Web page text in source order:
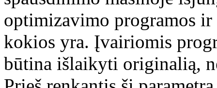
optimizavimo programos ir
kokios yra. Įvairiomis
būtina išlaikyti originalią,